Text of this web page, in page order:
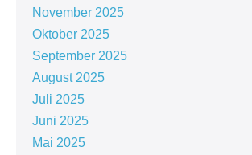
November 2025
Oktober 2025
September 2025
August 2025
Juli 2025
Juni 2025
Mai 2025